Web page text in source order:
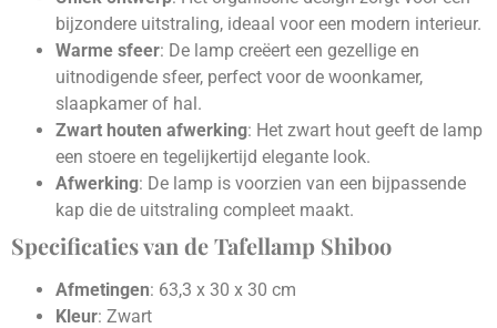
bijzondere uitstraling, ideaal voor een modern interieur.
Warme sfeer: De lamp creëert een gezellige en
uitnodigende sfeer, perfect voor de woonkamer,
slaapkamer of hal.
Zwart houten afwerking: Het zwart hout geeft de lamp
een stoere en tegelijkertijd elegante look.
Afwerking: De lamp is voorzien van een bijpassende
kap die de uitstraling compleet maakt.
Specificaties van de Tafellamp Shiboo
Afmetingen: 63,3 x 30 x 30 cm
Kleur: Zwart